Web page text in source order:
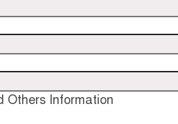
Others Information